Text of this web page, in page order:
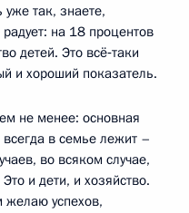
уже так, знаете,
на 18 процентов
детей. Это всё‑таки
и хороший показатель.
не менее: основная
в семье лежит –
во всяком случае,
и дети, и хозяйство.
желаю успехов,